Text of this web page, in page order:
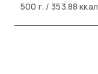
500 г. / 353.88 ккал